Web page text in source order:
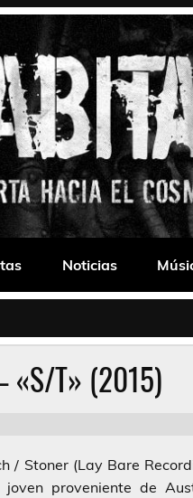
Noticias
«S/T» (2015)
/ Stoner (Lay Bare
joven proveniente de